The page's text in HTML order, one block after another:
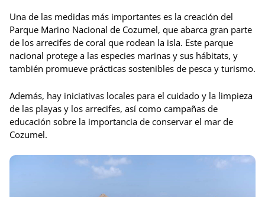
Una de las medidas más importantes es la creación del
Parque Marino Nacional de Cozumel, que abarca gran parte
de los arrecifes de coral que rodean la isla. Este parque
nacional protege a las especies marinas y sus hábitats, y
también promueve prácticas sostenibles de pesca y turismo.
Además, hay iniciativas locales para el cuidado y la limpieza
de las playas y los arrecifes, así como campañas de
educación sobre la importancia de conservar el mar de
Cozumel.